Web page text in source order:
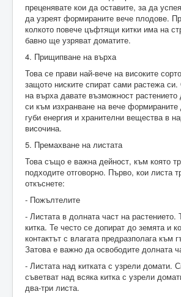
преценявате кои да оставите, за да
да узреят формираните вече плодове.
колкото повече цъфтящи китки има на
бавно ще узряват доматите.
4. Прищипване на върха
Това се прави най-вече на високите
защото ниските спират сами растежа
на върха давате възможност
си към изхранване на вече
губи енергия и хранителни вещества в
височина.
5. Премахване на листата
Това също е важна дейност, към която
подходите отговорно. Първо, кои листа
откъснете:
- Пожълтелите
- Листата в долната част на растението.
китка. Те често се допират до земята и
контактът с влагата предразполага към
Затова е важно да освободите долната
- Листата над китката с узрели домати.
съветват над всяка китка с узрели
два-три листа.